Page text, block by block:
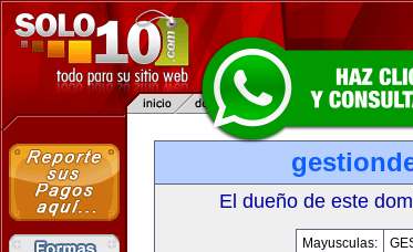
El dueño de este
Mayusculas: